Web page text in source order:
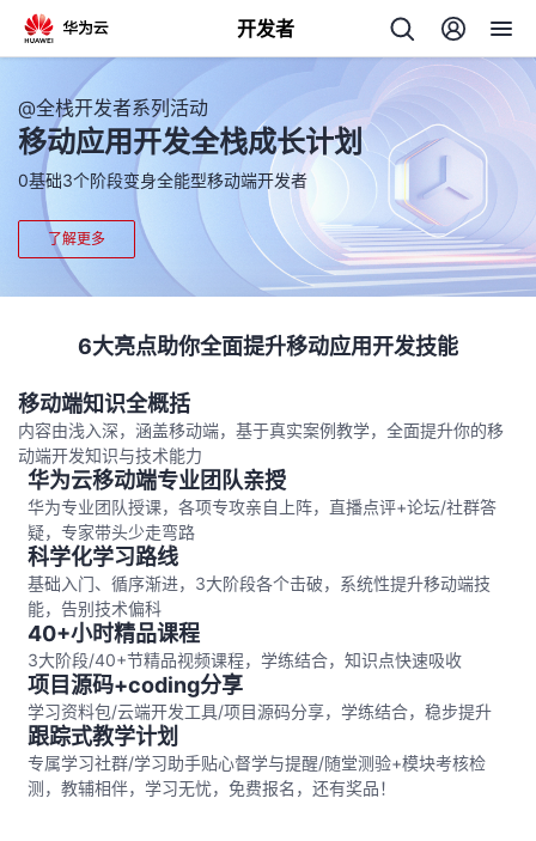
开发者
回
主
页
的
开
发
者
我
的
博
我
的
我
@全栈开发者系列活动
移动应用开发全栈成长计划
0基础3个阶段变身全能型移动端开发者
了解更多
6大亮点助你全面提升移动应用开发技能
移动端知识全概括
内容由浅入深，涵盖移动端，基于真实案例教学，全面提升你的移
动端开发知识与技术能力
华为云移动端专业团队亲授
华为专业团队授课，各项专攻亲自上阵，直播点评+论坛/社群答
疑，专家带头少走弯路
科学化学习路线
基础入门、循序渐进，3大阶段各个击破，系统性提升移动端技
能，告别技术偏科
40+小时精品课程
3大阶段/40+节精品视频课程，学练结合，知识点快速吸收
项目源码+coding分享
学习资料包/云端开发工具/项目源码分享，学练结合，稳步提升
跟踪式教学计划
专属学习社群/学习助手贴心督学与提醒/随堂测验+模块考核检
测，教辅相伴，学习无忧，免费报名，还有奖品！